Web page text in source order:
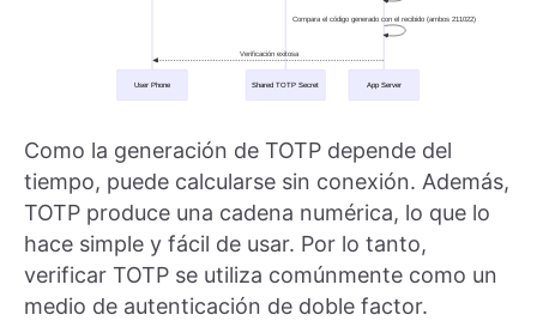
Como la generación de TOTP depende del
tiempo, puede calcularse sin conexión. Además,
TOTP produce una cadena numérica, lo que lo
hace simple y fácil de usar. Por lo tanto,
verificar TOTP se utiliza comúnmente como un
medio de autenticación de doble factor.